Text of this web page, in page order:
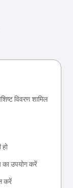
विवरण शामिल
का उपयोग करें
करें